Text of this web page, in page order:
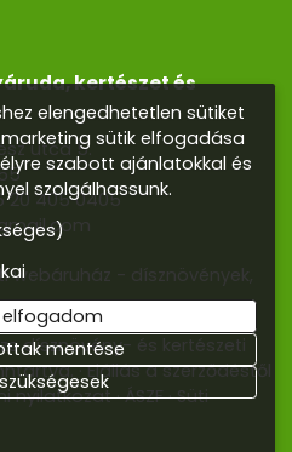
kertészet és
utca 5.
20 405 0405
webáruház - dísznövények,
dísznövény- és kertészeti
Elállás a szerződéstől
nyilatkozat ÁSZF Süti
elengedhetetlen sütiket
sütik elfogadása
szabott ajánlatokkal és
szolgálhassunk.
elfogadom
mentése